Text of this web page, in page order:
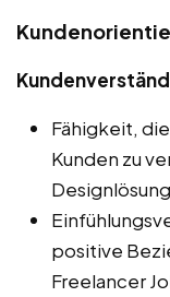
Fähigkeit,
Kunden zu
positive
Freelancer